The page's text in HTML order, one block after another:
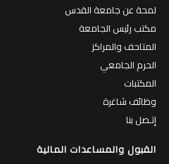
لمحة عن جامعة القدس
مكتب رئيس الجامعة
المتاحف والمراكز
الحرم الجامعي
المكتبات
وظائف شاغرة
إتـصل بنا
القبول والمساعدات المالية